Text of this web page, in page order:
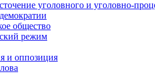
уголовного и уголовно-
общество
режим
и оппозиция